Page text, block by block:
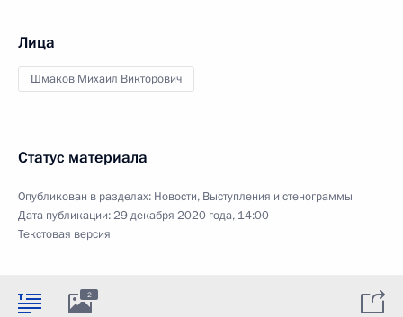
Лица
Шмаков Михаил Викторович
Статус материала
Опубликован в разделах: Новости, Выступления и стенограммы
Дата публикации:29 декабря 2020 года, 14:00
Текстовая версия
2